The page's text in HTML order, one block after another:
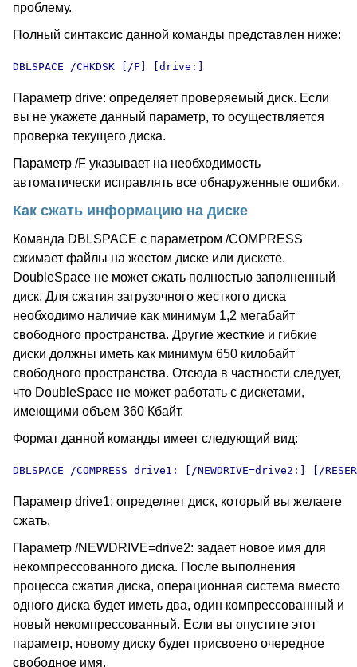
проблему.
Полный синтаксис данной команды представлен ниже:
DBLSPACE /CHKDSK [/F] [drive:]
Параметр drive: определяет проверяемый диск. Если
вы не укажете данный параметр, то осуществляется
проверка текущего диска.
Параметр /F указывает на необходимость
автоматически исправлять все обнаруженные ошибки.
Как сжать информацию на диске
Команда DBLSPACE с параметром /COMPRESS
сжимает файлы на жестом диске или дискете.
DoubleSpace не может сжать полностью заполненный
диск. Для сжатия загрузочного жесткого диска
необходимо наличие как минимум 1,2 мегабайт
свободного пространства. Другие жесткие и гибкие
диски должны иметь как минимум 650 килобайт
свободного пространства. Отсюда в частности следует,
что DoubleSpace не может работать с дискетами,
имеющими объем 360 Кбайт.
Формат данной команды имеет следующий вид:
DBLSPACE /COMPRESS drive1: [/NEWDRIVE=drive2:] [/
Параметр drive1: определяет диск, который вы желаете
сжать.
Параметр /NEWDRIVE=drive2: задает новое имя для
некомпрессованного диска. После выполнения
процесса сжатия диска, операционная система вместо
одного диска будет иметь два, один компрессованный и
новый некомпрессованный. Если вы опустите этот
параметр, новому диску будет присвоено очередное
свободное имя.